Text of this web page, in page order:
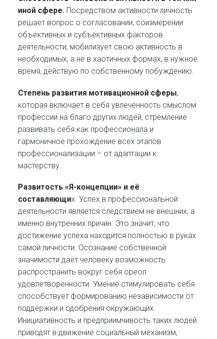
иной сфере. Посредством активности личность
решает вопрос о согласовании, соизмерении
объективных и субъективных факторов
деятельности; мобилизует свою активность в
необходимых, а не в хаотичных формах, в нужное
время, действую по собственному побуждению.
Степень развития мотивационной сферы,
которая включает в себя увлечённость смыслом
профессии на благо других людей, стремление
развивать себя как профессионала и
гармоничное прохождение всех этапов
профессионализации – от адаптации к
мастерству.
Развитость «Я-концепции» и её
составляющих. Успех в профессиональной
деятельности является следствием не внешних, а
именно внутренних причин. Это значит, что
достижение успеха находится полностью в руках
самой личности. Осознание собственной
значимости даёт человеку возможность
распространить вокруг себя ореол
удовлетворённости. Умение стимулировать себя
способствует формированию независимости от
поддержки и одобрения окружающих.
Инициативность и предприимчивость таких людей
приводят в движение социальный механизм,